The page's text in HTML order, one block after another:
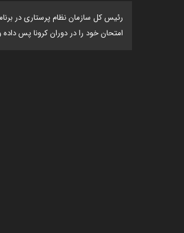
امتحان خود را در دوران کرونا پس داده‌